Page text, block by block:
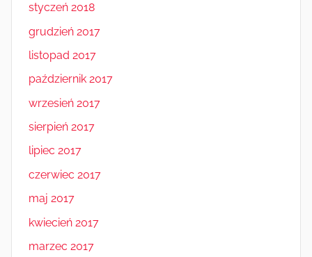
styczeń 2018
grudzień 2017
listopad 2017
październik 2017
wrzesień 2017
sierpień 2017
lipiec 2017
czerwiec 2017
maj 2017
kwiecień 2017
marzec 2017